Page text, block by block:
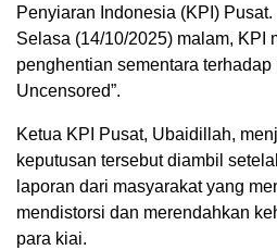
Penyiaran Indonesia (KPI)
Selasa (14/10/2025) malam, KPI
penghentian sementara terhadap
Uncensored”.
Ketua KPI Pusat, Ubaidillah,
keputusan tersebut diambil
laporan dari masyarakat yang
mendistorsi dan merendahkan
para kiai.